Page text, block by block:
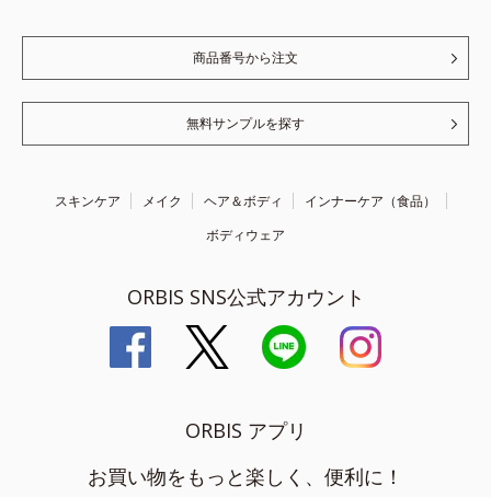
商品番号から注文
無料サンプルを探す
スキンケア メイク ヘア＆ボディ
インナーケア（食品）
ボディウェア
ORBIS SNS公式アカウント
ORBIS アプリ
お買い物をもっと楽しく、便利に！